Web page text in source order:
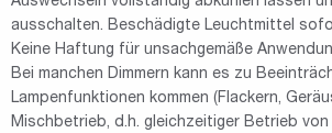
ausschalten. Beschädigte Leuchtmittel
Keine Haftung für unsachgemäße
Bei manchen Dimmern kann es zu
Lampenfunktionen kommen (Flackern,
Mischbetrieb, d.h. gleichzeitiger Betrieb von